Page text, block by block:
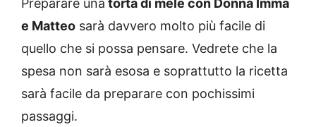
Preparare una torta di mele con Donna Imma
e Matteo sarà davvero molto più facile di
quello che si possa pensare. Vedrete che la
spesa non sarà esosa e soprattutto la ricetta
sarà facile da preparare con pochissimi
passaggi.